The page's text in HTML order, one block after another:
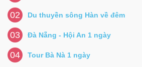
02 Du thuyền sông Hàn về đêm
03 Đà Nẵng - Hội An 1 ngày
04 Tour Bà Nà 1 ngày